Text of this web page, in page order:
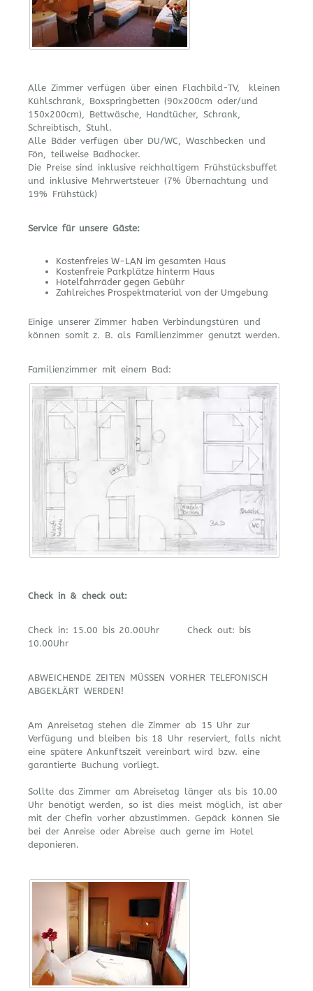
Alle Zimmer verfügen über einen Flachbild-TV, kleinen
Kühlschrank, Boxspringbetten (90x200cm oder/und
150x200cm), Bettwäsche, Handtücher, Schrank,
Schreibtisch, Stuhl.
Alle Bäder verfügen über DU/WC, Waschbecken und
Fön, teilweise Badhocker.
Die Preise sind inklusive reichhaltigem Frühstücksbuffet
und inklusive Mehrwertsteuer (7% Übernachtung und
19% Frühstück)
Service für unsere Gäste:
Kostenfreies W-LAN im gesamten Haus
Kostenfreie Parkplätze hinterm Haus
Hotelfahrräder gegen Gebühr
Zahlreiches Prospektmaterial von der Umgebung
Einige unserer Zimmer haben Verbindungstüren und
können somit z. B. als Familienzimmer genutzt werden.
Familienzimmer mit einem Bad:
Check in & check out:
Check in: 15.00 bis 20.00Uhr Check out: bis
10.00Uhr
ABWEICHENDE ZEITEN MÜSSEN VORHER TELEFONISCH
ABGEKLÄRT WERDEN!
Am Anreisetag stehen die Zimmer ab 15 Uhr zur
Verfügung und bleiben bis 18 Uhr reserviert, falls nicht
eine spätere Ankunftszeit vereinbart wird bzw. eine
garantierte Buchung vorliegt.
Sollte das Zimmer am Abreisetag länger als bis 10.00
Uhr benötigt werden, so ist dies meist möglich, ist aber
mit der Chefin vorher abzustimmen. Gepäck können Sie
bei der Anreise oder Abreise auch gerne im Hotel
deponieren.